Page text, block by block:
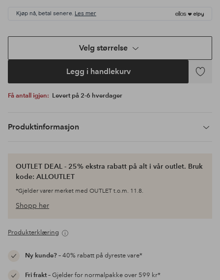
Kjøp nå, betal senere. Les mer
Velg størrelse
Legg i handlekurv
Legg
Få antall igjen: Levert på 2-6 hverdager
Produktinformasjon
OUTLET DEAL - 25% ekstra rabatt på alt i vår outlet. Bruk
kode: ALLOUTLET
*Gjelder varer merket med OUTLET t.o.m. 11.8.
Shopp her
Produkterklæring
Ny kunde?– 40% rabatt på dyreste vare*
Fri frakt– Gjelder for normalpakke over 599 kr*